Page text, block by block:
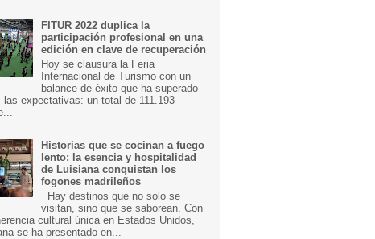
FITUR 2022 duplica la
participación profesional en una
edición en clave de recuperación
Hoy se clausura la Feria
Internacional de Turismo con un
balance de éxito que ha superado
las expectativas: un total de 111.193
Historias que se cocinan a fuego
lento: la esencia y hospitalidad
de Luisiana conquistan los
fogones madrileños
Hay destinos que no solo se
visitan, sino que se saborean. Con
cultural única en Estados Unidos,
se ha presentado en...